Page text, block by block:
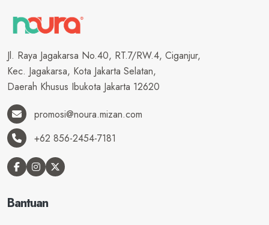
Jl. Raya Jagakarsa No.40, RT.7/RW.4, Ciganjur,
Kec. Jagakarsa, Kota Jakarta Selatan,
Daerah Khusus Ibukota Jakarta 12620
promosi@noura.mizan.com
+62 856-2454-7181
Bantuan